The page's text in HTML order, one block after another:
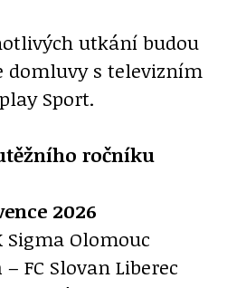
utkání budou
domluvy s televizním
Sport.
ročníku
2026
Sigma Olomouc
FC Slovan Liberec